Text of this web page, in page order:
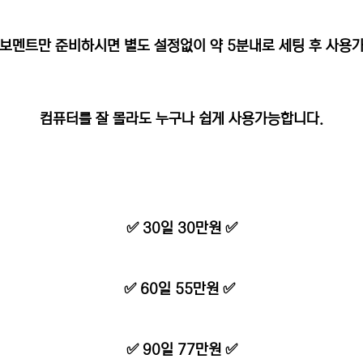
멘트만 준비하시면 별도 설정없이 약 5분내로 세팅 후 사용
컴퓨터를 잘 몰라도 누구나 쉽게 사용가능합니다.
✅ 30일 30만원 ✅
✅ 60일 55만원 ✅
✅ 90일 77만원 ✅